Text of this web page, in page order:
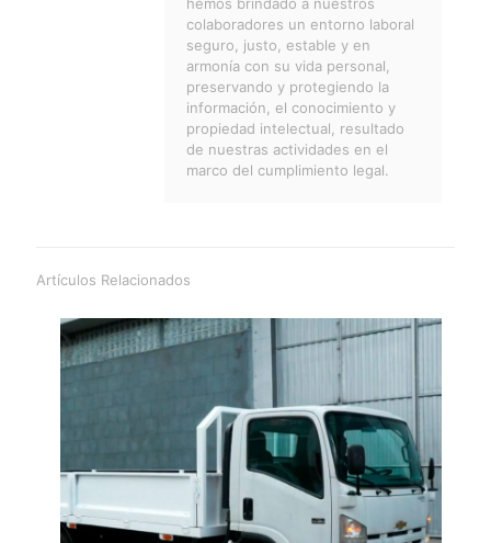
colaboradores un entorno laboral
seguro, justo, estable y en
armonía con su vida personal,
preservando y protegiendo la
información, el conocimiento y
propiedad intelectual, resultado
de nuestras actividades en el
marco del cumplimiento legal.
Artículos Relacionados